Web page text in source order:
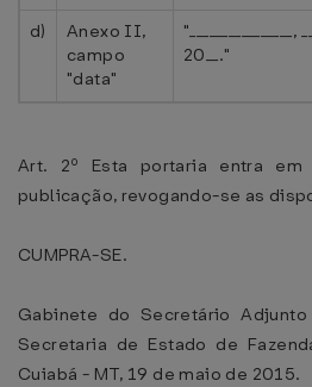
d)
Anexo II,
campo
"data"
"________________,
20__."
Art. 2º Esta portaria entra
publicação, revogando-se as
CUMPRA-SE.
Gabinete do Secretário
Secretaria de Estado de
Cuiabá - MT, 19 de maio de 2015.